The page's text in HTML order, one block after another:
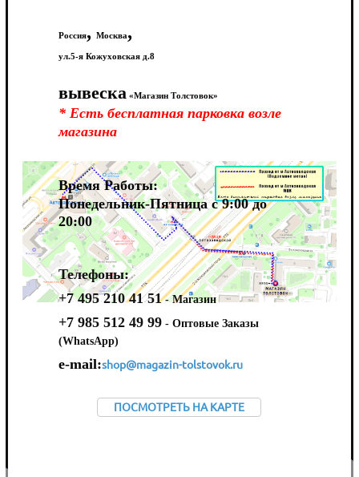
Россия, Москва,
ул.5-я Кожуховская д.8
вывеска «Магазин Толстовок»
* Есть бесплатная парковка возле
магазина
Время Работы:
Понедельник-Пятница с 9:00 до
20:00
Телефоны:
+7 495 210 41 51 - Магазин
+7 985 512 49 99 - Оптовые Заказы
(WhatsApp)
e-mail:shop@magazin-tolstovok.ru
ПОСМОТРЕТЬ НА КАРТЕ